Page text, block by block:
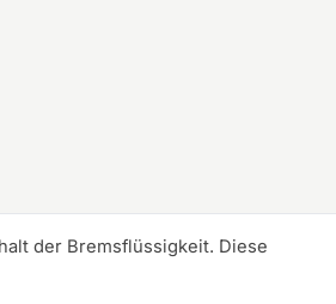
der Bremsflüssigkeit. Diese